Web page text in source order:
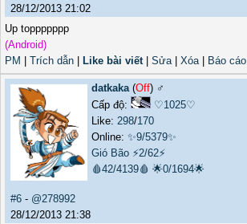
28/12/2013 21:02
Up toppppppp
(Android)
PM
Trích dẫn Like bài viết| Sửa| Xóa| Báo cáo
datkaka(Off) ♂️
Cấp độ:
♡1025♡
Like:298/170
Online:✨9/5379✨
Gió Bão ⚡2/62⚡
🩸42/4139🩸 🌟0/1694🌟
#6 - @278992
28/12/2013 21:38